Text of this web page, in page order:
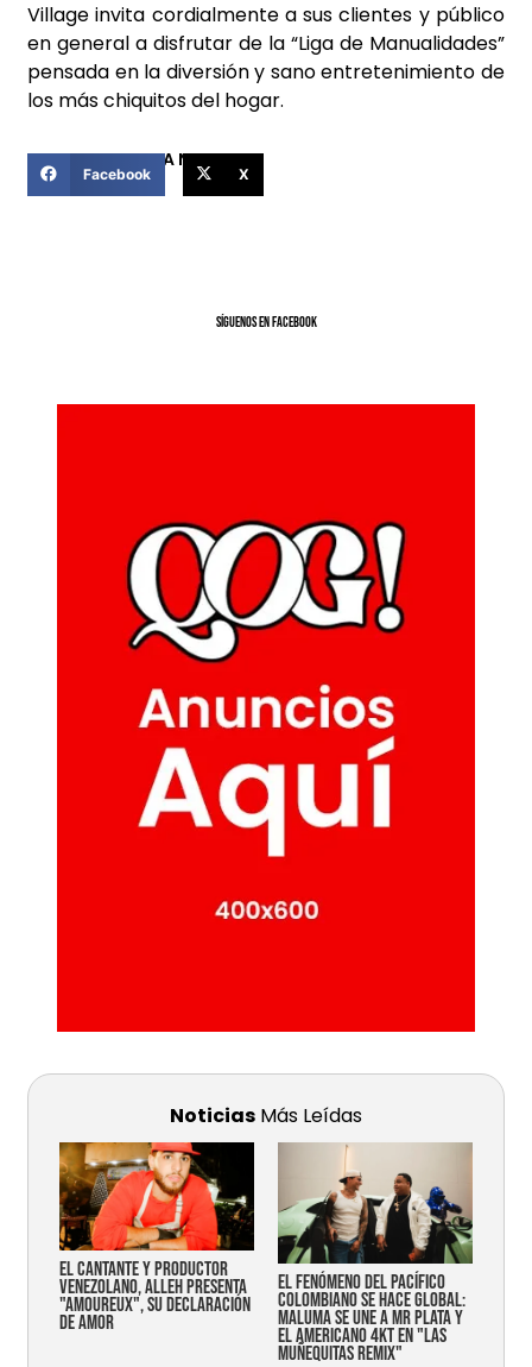
Village invita cordialmente a sus clientes y público
en general a disfrutar de la “Liga de Manualidades”
pensada en la diversión y sano entretenimiento de
los más chiquitos del hogar.
COMPARTIR ESTA NOTICIA
Facebook X
SíGUENOS EN FACEBOOK
Noticias Más Leídas
EL CANTANTE Y PRODUCTOR
VENEZOLANO, ALLEH PRESENTA
"AMOUREUX", SU DECLARACIÓN
DE AMOR
EL FENÓMENO DEL PACÍFICO
COLOMBIANO SE HACE GLOBAL:
MALUMA SE UNE A MR PLATA Y
EL AMERICANO 4KT EN "LAS
MUÑEQUITAS REMIX"